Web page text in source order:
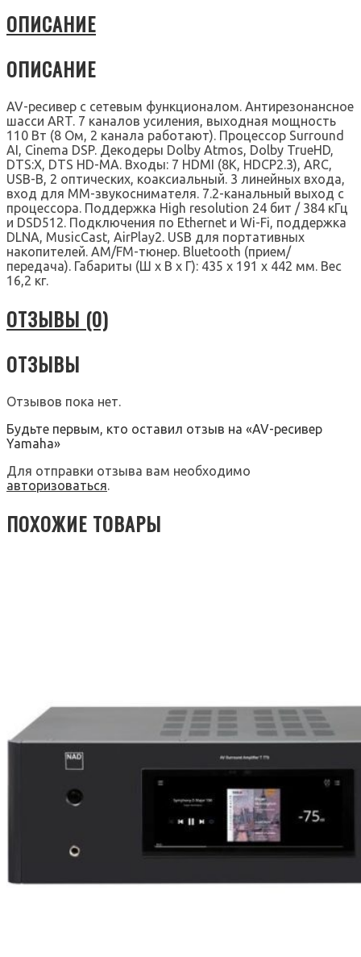
ОПИСАНИЕ
ОПИСАНИЕ
AV-ресивер с сетевым функционалом. Антирезонансное
шасси ART. 7 каналов усиления, выходная мощность
110 Вт (8 Ом, 2 канала работают). Процессор Surround
AI, Cinema DSP. Декодеры Dolby Atmos, Dolby TrueHD,
DTS:X, DTS HD-MA. Входы: 7 HDMI (8K, HDCP2.3), ARC,
USB-B, 2 оптических, коаксиальный. 3 линейных входа,
вход для MM-звукоснимателя. 7.2-канальный выход с
процессора. Поддержка High resolution 24 бит / 384 кГц
и DSD512. Подключения по Ethernet и Wi-Fi, поддержка
DLNA, MusicCast, AirPlay2. USB для портативных
накопителей. AM/FM-тюнер. Bluetooth (прием/
передача). Габариты (Ш х В х Г): 435 х 191 х 442 мм. Вес
16,2 кг.
ОТЗЫВЫ (0)
ОТЗЫВЫ
Отзывов пока нет.
Будьте первым, кто оставил отзыв на «AV-ресивер
Yamaha»
Для отправки отзыва вам необходимо
авторизоваться.
ПОХОЖИЕ ТОВАРЫ